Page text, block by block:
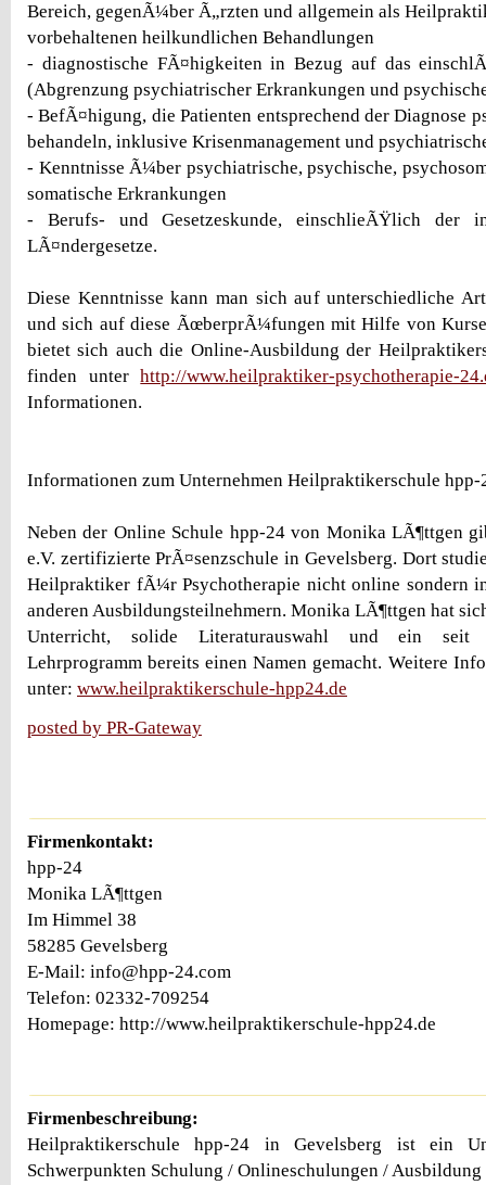
Bereich, gegenÃ¼ber Ã„rzten und allgemein als
vorbehaltenen heilkundlichen Behandlungen
- diagnostische FÃ¤higkeiten in Bezug auf das
(Abgrenzung psychiatrischer Erkrankungen und
- BefÃ¤higung, die Patienten entsprechend der Diagnose
behandeln, inklusive Krisenmanagement und
- Kenntnisse Ã¼ber psychiatrische, psychische,
somatische Erkrankungen
- Berufs- und Gesetzeskunde, einschlieÃŸlich der
LÃ¤ndergesetze.
Diese Kenntnisse kann man sich auf unterschiedliche
und sich auf diese ÃœberprÃ¼fungen mit Hilfe von
bietet sich auch die Online-Ausbildung der
finden unterhttp://www.heilpraktiker-psychotherapie-
Informationen.
Informationen zum Unternehmen Heilpraktikerschule hpp-
Neben der Online Schule hpp-24 von Monika LÃ¶ttgen
e.V. zertifizierte PrÃ¤senzschule in Gevelsberg. Dort
Heilpraktiker fÃ¼r Psychotherapie nicht online sondern
anderen Ausbildungsteilnehmern. Monika LÃ¶ttgen hat
Unterricht, solide Literaturauswahl und ein seit
Lehrprogramm bereits einen Namen gemacht. Weitere
unter: www.heilpraktikerschule-hpp24.de
posted by PR-Gateway
Firmenkontakt:
hpp-24
Monika LÃ¶ttgen
Im Himmel 38
58285 Gevelsberg
E-Mail: info@hpp-24.com
Telefon: 02332-709254
Homepage: http://www.heilpraktikerschule-hpp24.de
Firmenbeschreibung:
Heilpraktikerschule hpp-24 in Gevelsberg ist ein
Schwerpunkten Schulung / Onlineschulungen /